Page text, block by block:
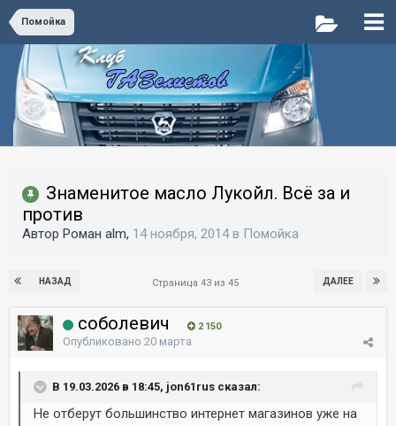
Помойка
Знаменитое масло Лукойл. Всё за и
против
Автор Роман alm, 14 ноября, 2014в Помойка
НАЗАД ДАЛЕЕ
Страница 43 из 45
соболевич 2 150
Опубликовано 20 марта
В 19.03.2026 в 18:45, jon61rus сказал:
Не отберут большинство интернет магазинов уже на